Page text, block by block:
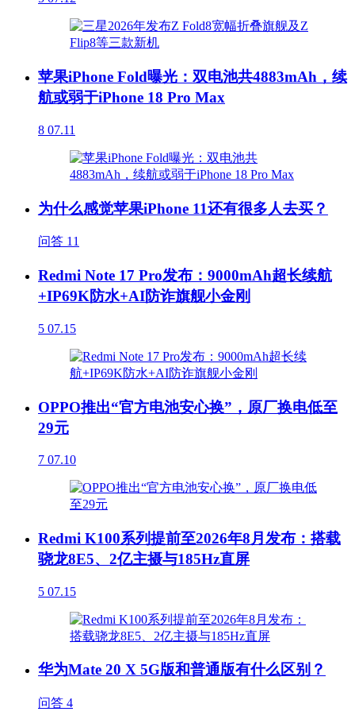
苹果iPhone Fold曝光：双电池共4883mAh，续
航或弱于iPhone 18 Pro Max
8 07.11
为什么感觉苹果iPhone 11还有很多人去买？
问答 11
Redmi Note 17 Pro发布：9000mAh超长续航
+IP69K防水+AI防诈旗舰小金刚
5 07.15
OPPO推出“官方电池安心换”，原厂换电低至
29元
7 07.10
Redmi K100系列提前至2026年8月发布：搭载
骁龙8E5、2亿主摄与185Hz直屏
5 07.15
华为Mate 20 X 5G版和普通版有什么区别？
问答 4